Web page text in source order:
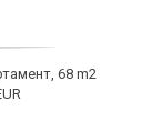
68 m2